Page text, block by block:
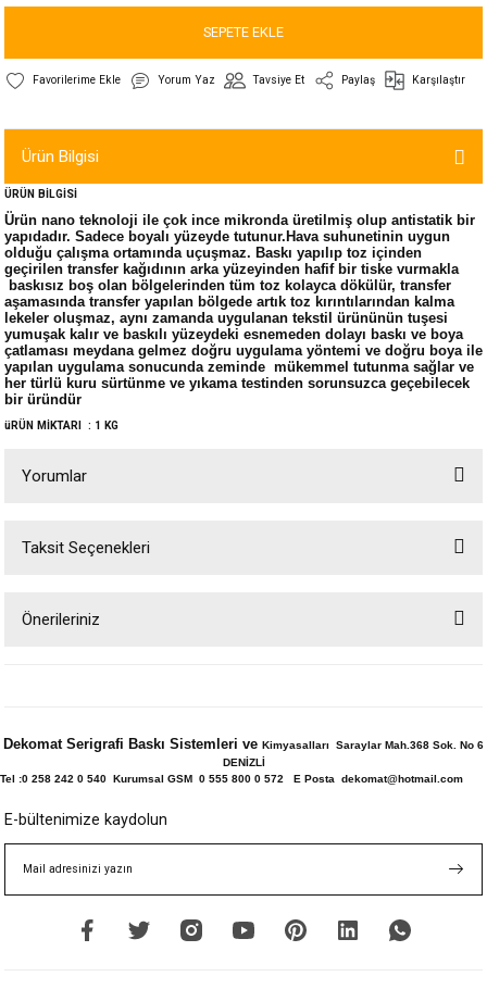
SEPETE EKLE
Yorum Yaz Tavsiye Et Paylaş Karşılaştır
Ürün Bilgisi
ÜRÜN BİLGİSİ
Ürün nano teknoloji ile çok ince mikronda üretilmiş olup antistatik bir
yapıdadır. Sadece boyalı yüzeyde tutunur.Hava suhunetinin uygun
olduğu çalışma ortamında uçuşmaz. Baskı yapılıp toz içinden
geçirilen transfer kağıdının arka yüzeyinden hafif bir tiske vurmakla
baskısız boş olan bölgelerinden tüm toz kolayca dökülür, transfer
aşamasında transfer yapılan bölgede artık toz kırıntılarından kalma
lekeler oluşmaz, aynı zamanda uygulanan tekstil ürününün tuşesi
yumuşak kalır ve baskılı yüzeydeki esnemeden dolayı baskı ve boya
çatlaması meydana gelmez doğru uygulama yöntemi ve doğru boya ile
yapılan uygulama sonucunda zeminde mükemmel tutunma sağlar ve
her türlü kuru sürtünme ve yıkama testinden sorunsuzca geçebilecek
bir üründür
üRÜN MİKTARI : 1 KG
Yorumlar
Taksit Seçenekleri
Önerileriniz
Ürün resmi kalitesiz, bozuk veya görüntülenemiyor.
Ürün fiyatı diğer sitelerden daha pahalı.
Bu ürüne benzer farklı alternatifler olmalı.
Dekomat Serigrafi Baskı Sistemleri ve Kimyasalları Saraylar Mah.368 Sok. No 6
DENİZLİ
Tel :0 258 242 0 540 Kurumsal GSM 0 555 800 0 572 E Posta dekomat@hotmail.com
E-bültenimize kaydolun